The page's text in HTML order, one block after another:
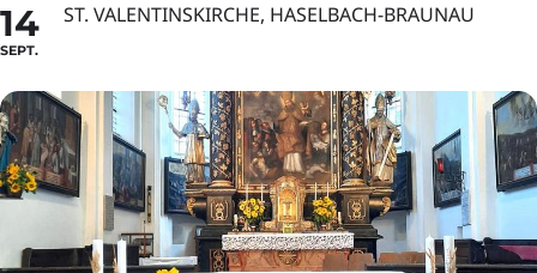
14
SEPT.
ST. VALENTINSKIRCHE, HASELBACH-BRAUNAU